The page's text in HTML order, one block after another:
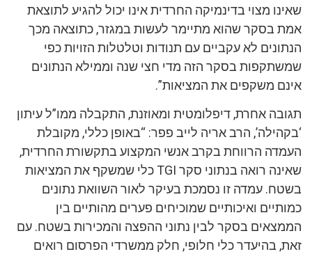
שאינו מצוי בדינמיקה החרדית אינו יכול להגיע לתוצאת
אמת בסקר שהוא מתיימר לעשות במגזר, כתוצאה מכך
הנתונים לא עקביים עם תנודות וטלטלות הזויות כפי
שמשתקפות בסקר הזה מדי חצי שנה וממילא הנתונים
אינם משקפים את המציאות”.
תגובה אחרת, דיפלומטית ומאוזנת, התקבלה ממו”ל עיתון
‘בקהילה’, הרב אריה לייב פפר: “באופן כללי, מקובלת
העמדה הרווחת בקרב אנשי המקצוע בתקשורת החרדית,
שאינה רואה בנתוני סקר TGI כלי שמשקף את המציאות
בשטח. עמדה זו נסמכת בעיקר לאור השוואת נתונים
כמותיים ואיכותיים שמוכיחים פערים מהותיים בין
הממצאים בסקר לבין נתוני ההפצה והמכירות בשטח. עם
זאת, בהיעדר כלי חלופי, חלק ממשרדי הפרסום רואים